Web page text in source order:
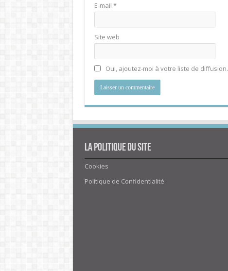
E-mail *
Site web
Oui, ajoutez-moi à votre liste de diffusion.
La politique du site
Cookies
Politique de Confidentialité